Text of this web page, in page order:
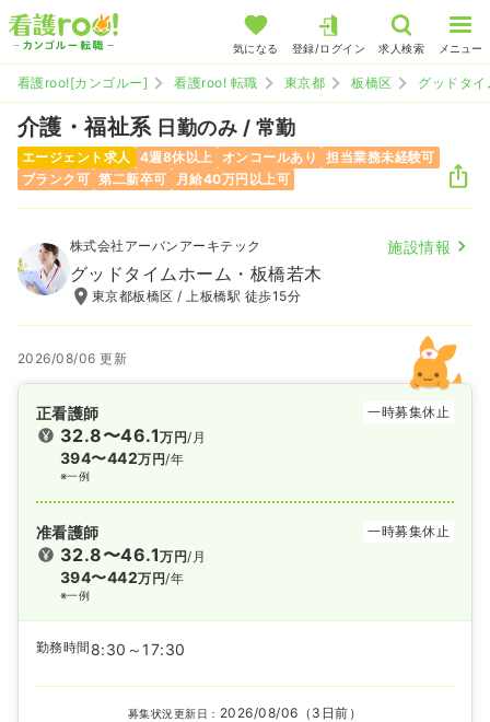
気になる 登録/ログイン 求人検索 メニュー
看護roo![カンゴルー] 看護roo! 転職 東京都 板橋区 グッドタ
介護・福祉系 日勤のみ / 常勤
エージェント求人 4週8休以上 オンコールあり
担当業務未経験可
ブランク可 第二新卒可 月給40万円以上可
株式会社アーバンアーキテック 施設情報
グッドタイムホーム・板橋若木
東京都板橋区 / 上板橋駅 徒歩15分
2026/08/06 更新
正看護師 一時募集休止
32.8〜46.1万円/月
394〜442万円/年
※一例
准看護師 一時募集休止
32.8〜46.1万円/月
394〜442万円/年
※一例
勤務時間 8:30～17:30
募集状況更新日： 2026/08/06（3日前）